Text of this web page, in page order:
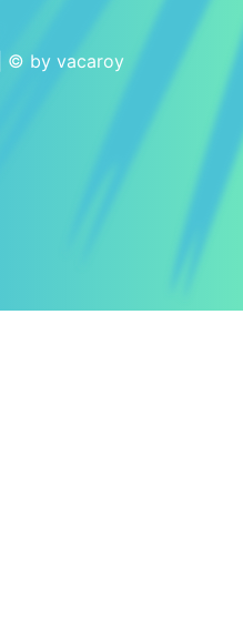
| © by vacaroy